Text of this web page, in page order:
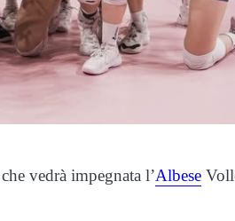
vedrà impegnata l’Albese